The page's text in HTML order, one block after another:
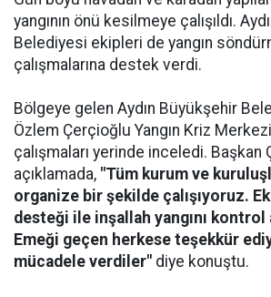
yangının önü kesilmeye çalışıldı.
Belediyesi ekipleri de yangın
çalışmalarına destek verdi.
Bölgeye gelen Aydın Büyükşehir
Özlem Çerçioğlu Yangın Kriz
çalışmaları yerinde inceledi. Başkan
açıklamada, "Tüm kurum ve
organize bir şekilde çalışıyoruz.
desteği ile inşallah yangını kontrol
Emeği geçen herkese teşekkür
mücadele verdiler" diye konuştu.